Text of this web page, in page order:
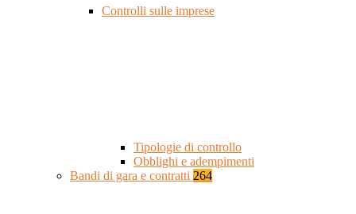
Controlli sulle imprese
Tipologie di controllo
Obblighi e adempimenti
Bandi di gara e contratti 264